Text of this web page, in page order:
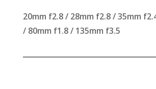
20mm f2.8 / 28mm f2.8 / 35mm
/ 80mm f1.8 / 135mm f3.5